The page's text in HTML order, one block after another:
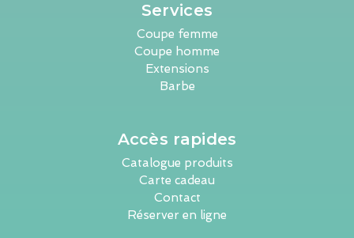
Services
Coupe femme
Coupe homme
Extensions
Barbe
Accès rapides
Catalogue produits
Carte cadeau
Contact
Réserver en ligne